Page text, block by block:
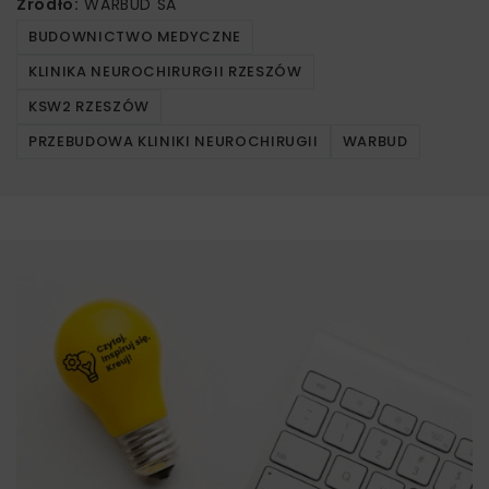
BUDOWNICTWO MEDYCZNE
KLINIKA NEUROCHIRURGII RZESZÓW
KSW2 RZESZÓW
PRZEBUDOWA KLINIKI NEUROCHIRUGII
WARBUD